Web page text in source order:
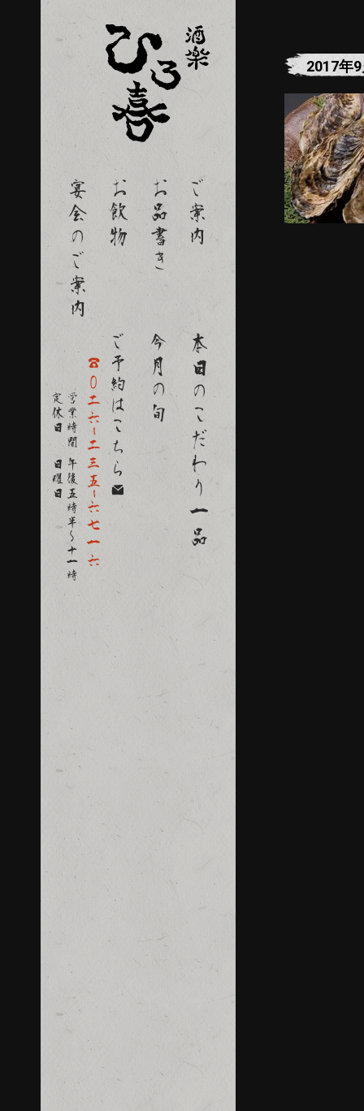
2017年